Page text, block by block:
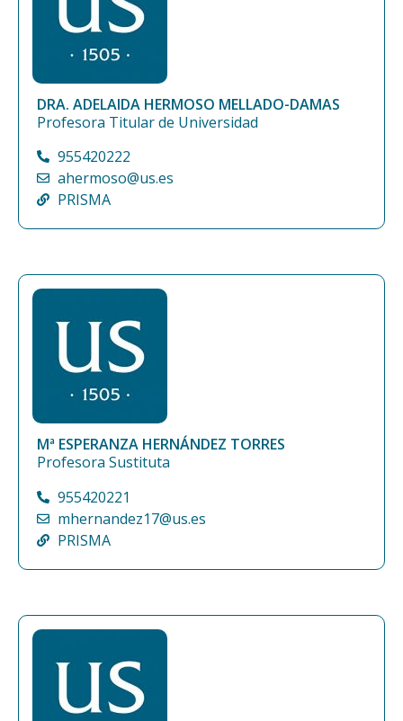
DRA. ADELAIDA HERMOSO MELLADO-DAMAS
Profesora Titular de Universidad
955420222
ahermoso@us.es
PRISMA
Mª ESPERANZA HERNÁNDEZ TORRES
Profesora Sustituta
955420221
mhernandez17@us.es
PRISMA